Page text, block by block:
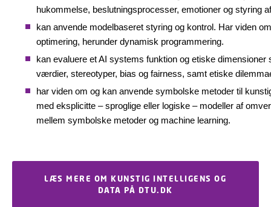
hukommelse, beslutningsprocesser, emotioner og styring
kan anvende modelbaseret styring og kontrol. Har viden
optimering, herunder dynamisk programmering​.
kan evaluere et AI systems funktion og etiske dimensioner
værdier, stereotyper, bias og fairness, samt etiske
har viden om og kan anvende symbolske metoder til
med eksplicitte – sproglige eller logiske – modeller af
mellem symbolske metoder og machine learning.
LÆS MERE OM KUNSTIG INTELLIGENS OG
DATA PÅ DTU.DK